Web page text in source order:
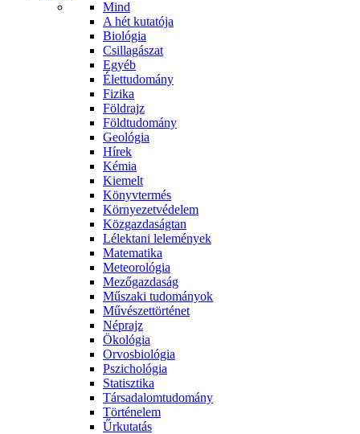
Mind
A hét kutatója
Biológia
Csillagászat
Egyéb
Élettudomány
Fizika
Földrajz
Földtudomány
Geológia
Hírek
Kémia
Kiemelt
Könyvtermés
Környezetvédelem
Közgazdaságtan
Lélektani lelemények
Matematika
Meteorológia
Mezőgazdaság
Műszaki tudományok
Művészettörténet
Néprajz
Ökológia
Orvosbiológia
Pszichológia
Statisztika
Társadalomtudomány
Történelem
Űrkutatás